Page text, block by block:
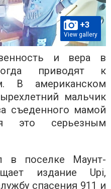
+3
View gallery
и вера в
приводят к
В американском
мальчик
съеденного мамой
это серьезным
в поселке Маунт-
издание Upi,
спасения 911 и